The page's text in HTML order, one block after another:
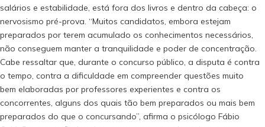
salários e estabilidade, está fora dos livros e dentro da cabeça: o
nervosismo pré-prova. “Muitos candidatos, embora estejam
preparados por terem acumulado os conhecimentos necessários,
não conseguem manter a tranquilidade e poder de concentração.
Cabe ressaltar que, durante o concurso público, a disputa é contra
o tempo, contra a dificuldade em compreender questões muito
bem elaboradas por professores experientes e contra os
concorrentes, alguns dos quais tão bem preparados ou mais bem
preparados do que o concursando”, afirma o psicólogo Fábio